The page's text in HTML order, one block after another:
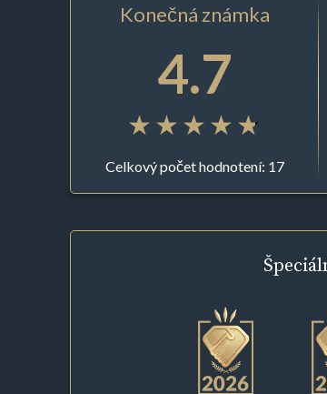
Konečná známka
4.7
Celkový počet hodnotení: 17